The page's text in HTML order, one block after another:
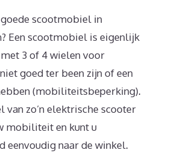
goede scootmobiel in
Een scootmobiel is eigenlijk
3 of 4 wielen voor
goed ter been zijn of een
(mobiliteitsbeperking).
van zo’n elektrische scooter
mobiliteit en kunt u
eenvoudig naar de winkel.